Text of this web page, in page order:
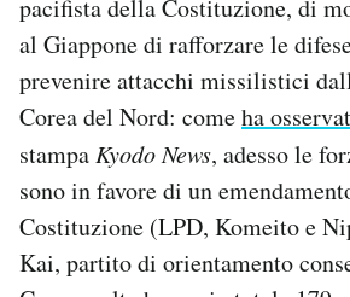
pacifista della Costituzione, di
al Giappone di rafforzare le
prevenire attacchi missilistici
Corea del Nord: comeha
stampaKyodo News, adesso le
sono in favore di un
Costituzione (LPD, Komeito e
Kai, partito di orientamento